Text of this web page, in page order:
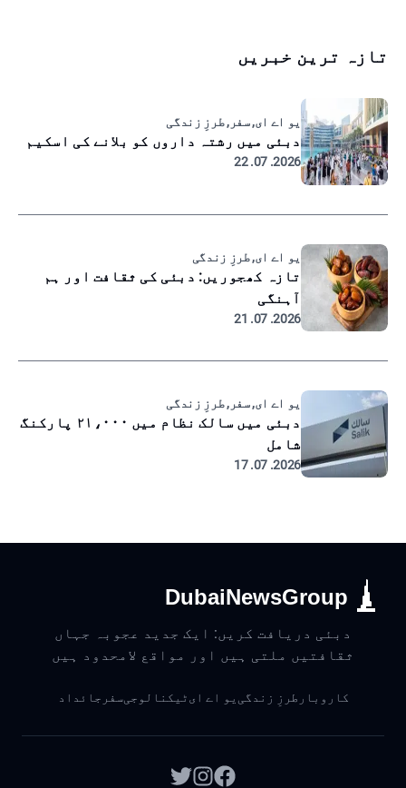
تازہ ترین خبریں
یو اے ای, سفر, طرزِ زندگی
دبئی میں رشتہ داروں کو بلانے کی اسکیم
2026. 07. 22
یو اے ای, طرزِ زندگی
تازہ کھجوریں: دبئی کی ثقافت اور ہم
آہنگی
2026. 07. 21
یو اے ای, سفر, طرزِ زندگی
دبئی میں سالک نظام میں ۲۱،۰۰۰ پارکنگ
شامل
2026. 07. 17
DubaiNewsGroup
دبئی دریافت کریں: ایک جدید عجوبہ جہاں
ثقافتیں ملتی ہیں اور مواقع لامحدود ہیں
کاروبار طرزِ زندگی یو اے ایٹیکنالوجیسفر جائداد